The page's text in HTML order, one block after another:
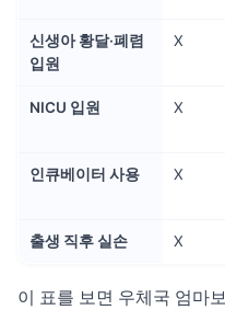
신생아 황달·폐렴
입원
X
NICU 입원 X
인큐베이터 사용 X
출생 직후 실손 X
이 표를 보면 우체국 엄마